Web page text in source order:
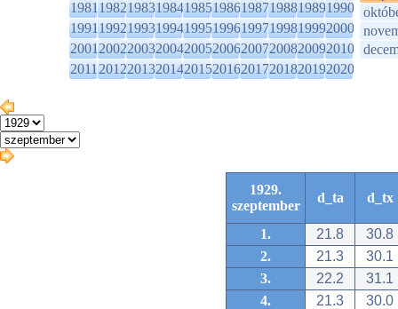
1981198219831984198519861987198819891990
1991199219931994199519961997199819992000
2001200220032004200520062007200820092010
2011201220132014201520162017201820192020
1929.
szeptember
d_ta d_tx
1. 21.8
30.8
2.
21.3
30.1
3.
22.2
31.1
4.
21.3
30.0